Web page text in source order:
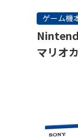
ゲーム機
マリオ